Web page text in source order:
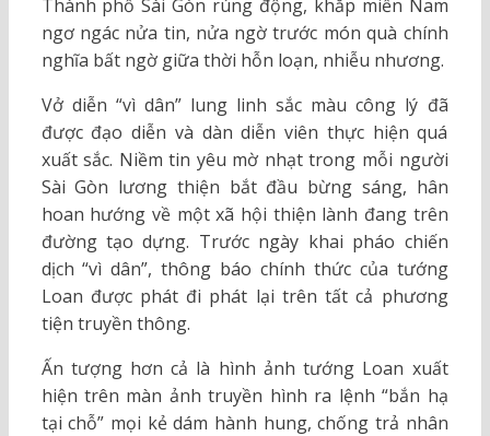
Thành phố Sài Gòn rúng động, khắp miền Nam
ngơ ngác nửa tin, nửa ngờ trước món quà chính
nghĩa bất ngờ giữa thời hỗn loạn, nhiễu nhương.
Vở diễn “vì dân” lung linh sắc màu công lý đã
được đạo diễn và dàn diễn viên thực hiện quá
xuất sắc. Niềm tin yêu mờ nhạt trong mỗi người
Sài Gòn lương thiện bắt đầu bừng sáng, hân
hoan hướng về một xã hội thiện lành đang trên
đường tạo dựng. Trước ngày khai pháo chiến
dịch “vì dân”, thông báo chính thức của tướng
Loan được phát đi phát lại trên tất cả phương
tiện truyền thông.
Ấn tượng hơn cả là hình ảnh tướng Loan xuất
hiện trên màn ảnh truyền hình ra lệnh “bắn hạ
tại chỗ” mọi kẻ dám hành hung, chống trả nhân